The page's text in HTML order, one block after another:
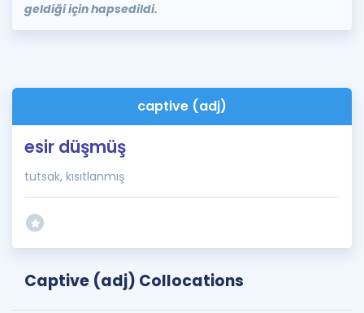
geldiği için hapsedildi.
captive (adj)
esir düşmüş
tutsak, kısıtlanmış
Captive (adj) Collocations